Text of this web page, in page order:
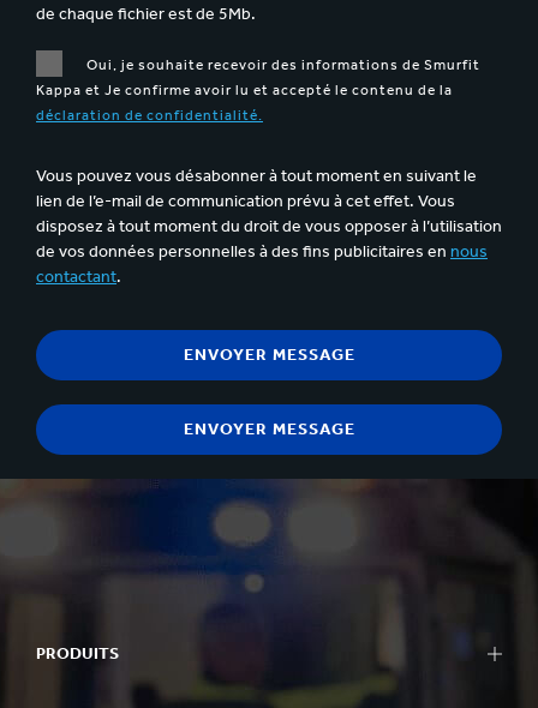
de chaque fichier est de 5Mb.
Oui, je souhaite recevoir des informations de Smurfit
Kappa et Je confirme avoir lu et accepté le contenu de la
déclaration de confidentialité.
Vous pouvez vous désabonner à tout moment en suivant le
lien de l’e-mail de communication prévu à cet effet. Vous
disposez à tout moment du droit de vous opposer à l’utilisation
de vos données personnelles à des fins publicitaires en nous
contactant.
PRODUITS